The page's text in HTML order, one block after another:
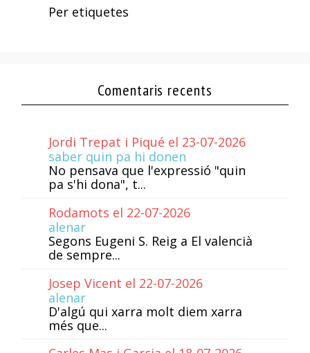
Per etiquetes
Comentaris recents
Jordi Trepat i Piqué el 23-07-2026
saber quin pa hi donen
No pensava que l'expressió "quin
pa s'hi dona", t...
Rodamots el 22-07-2026
alenar
Segons Eugeni S. Reig a El valencià
de sempre...
Josep Vicent el 22-07-2026
alenar
D'algú qui xarra molt diem xarra
més que...